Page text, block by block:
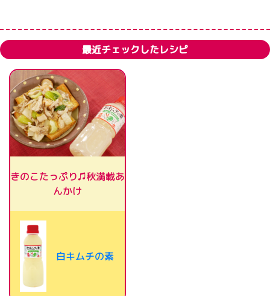
最近チェックしたレシピ
きのこたっぷり♫秋満載あ
んかけ
白キムチの素